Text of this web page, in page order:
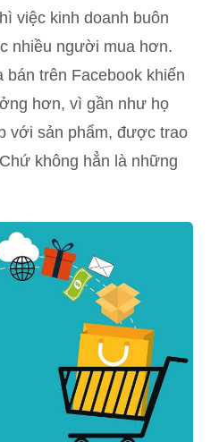
việc kinh doanh buôn
nhiều người mua hơn.
bán trên Facebook khiến
hơn, vì gần như họ
với sản phẩm, được trao
không hẳn là những